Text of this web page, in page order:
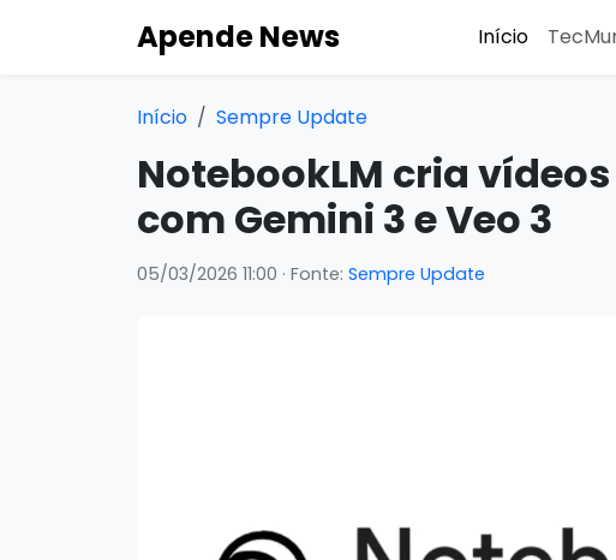
Apende News Início
Início Sempre Update
NotebookLM cria
com Gemini 3 e Veo 3
05/03/2026 11:00 · Fonte: Sempre Update